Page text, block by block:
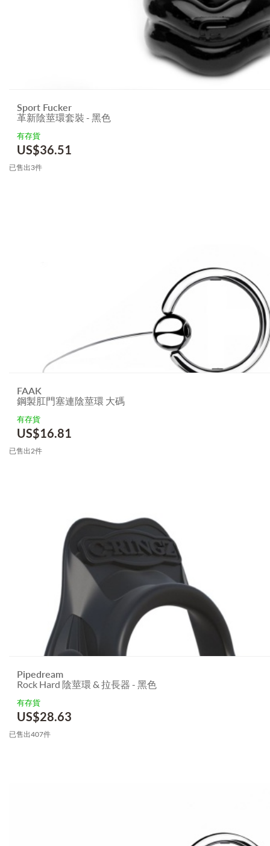
Sport Fucker
革新陰莖環套裝 - 黑色
有存貨
US$36.51
已售出3件
FAAK
鋼製肛門塞連陰莖環 大碼
有存貨
US$16.81
已售出2件
Pipedream
Rock Hard 陰莖環 & 拉長器 - 黑色
有存貨
US$28.63
已售出407件